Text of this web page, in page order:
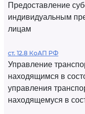
Предоставление
индивидуальным
лицам
ст. 12.8 КоАП РФ
Управление
находящимся в
управления
находящемуся в